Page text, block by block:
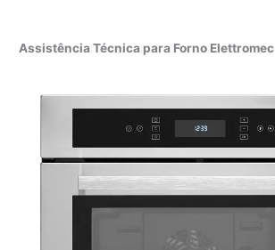
Assistência Técnica para Forno Elettromec